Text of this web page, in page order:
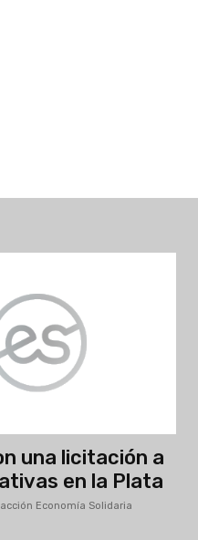
una licitación a
en la Plata
Economía Solidaria